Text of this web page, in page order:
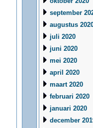
september
augustus
juli 2020
juni 2020
mei 2020
april 2020
maart 2020
februari 2020
januari 2020
december